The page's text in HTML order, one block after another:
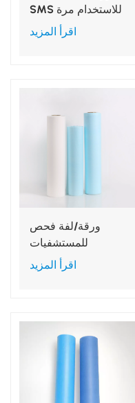
SMS للاستخدام مرة
واحدة
اقرأ المزيد
ورقة/لفة فحص
للمستشفيات
والصالونات
اقرأ المزيد